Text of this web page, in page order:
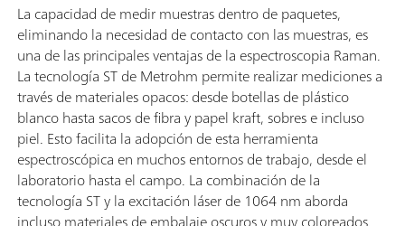
La capacidad de medir muestras dentro de paquetes,
eliminando la necesidad de contacto con las muestras, es
una de las principales ventajas de la espectroscopia Raman.
La tecnología ST de Metrohm permite realizar mediciones a
través de materiales opacos: desde botellas de plástico
blanco hasta sacos de fibra y papel kraft, sobres e incluso
piel. Esto facilita la adopción de esta herramienta
espectroscópica en muchos entornos de trabajo, desde el
laboratorio hasta el campo. La combinación de la
tecnología ST y la excitación láser de 1064 nm aborda